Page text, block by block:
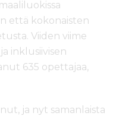
että kokonaisten
Viiden viime
inklusiivisen
635 opettajaa,
ja nyt samanlaista